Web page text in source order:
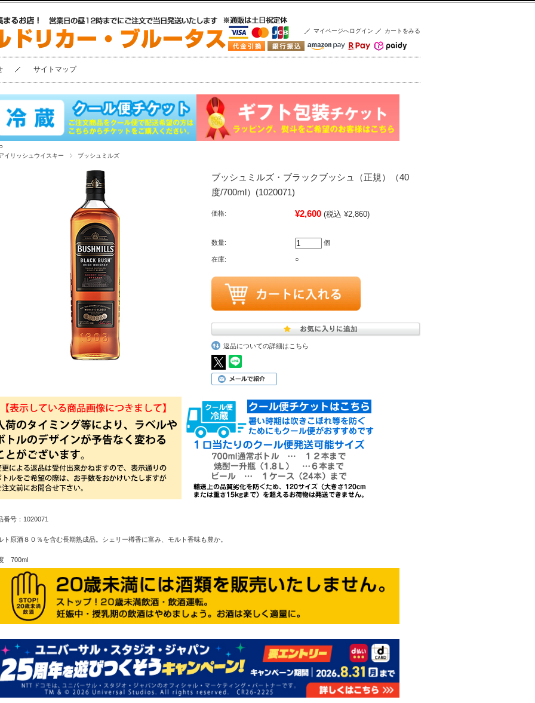
マイページへログイン カートをみる
サイトマップ
イリッシュウイスキー
ブッシュミルズ
ブッシュミルズ・ブラックブッシュ（正規）（40
度/700ml）(1020071)
価格: ¥2,600 (税込 ¥2,860)
数量: 個
在庫: ○
返品についての詳細はこちら
番号：1020071
ト原酒８０％を含む長期熟成品。シェリー樽香に富み、モルト香味も豊か。
700ml